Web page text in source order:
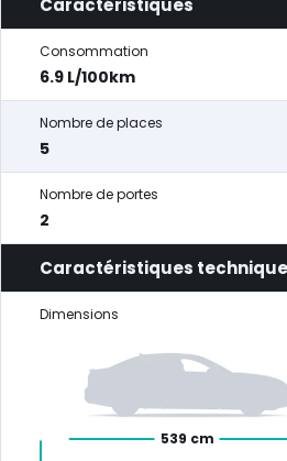
Caractéristiques
Consommation
6.9 L/100km
Nombre de places
5
Nombre de portes
2
Caractéristiques
Dimensions
539 cm